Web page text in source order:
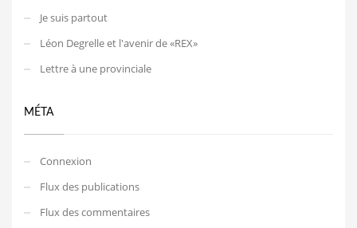
Je suis partout
Léon Degrelle et l'avenir de «REX»
Lettre à une provinciale
MÉTA
Connexion
Flux des publications
Flux des commentaires